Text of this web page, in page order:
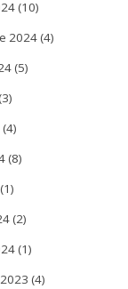
(10)
2024(4)
(5)
(4)
(8)
(2)
(1)
(4)